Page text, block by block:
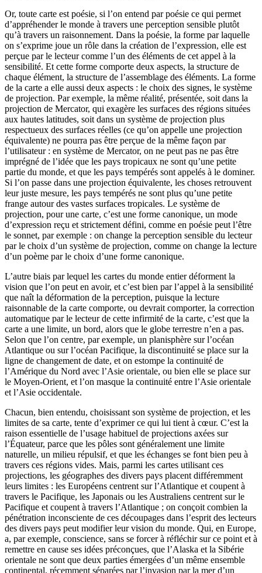
Or, toute carte est poésie, si l’on entend par poésie ce qui permet
d’ap­préhender le monde à travers une perception sensible plutôt
qu’à travers un raisonnement. Dans la poésie, la forme par laquelle
on s’exprime joue un rôle dans la création de l’expression, elle est
perçue par le lecteur comme l’un des éléments de cet appel à la
sensibilité. Et cette forme comporte deux aspects, la structure de
chaque élément, la structure de l’assemblage des éléments. La forme
de la carte a elle aussi deux aspects : le choix des signes, le système
de projection. Par exemple, la même réalité, présentée, soit dans la
projection de Mercator, qui exagère les surfaces des régions situées
aux hautes latitudes, soit dans un système de projection plus
respectueux des surfaces réelles (ce qu’on appelle une projection
équivalente) ne pourra pas être perçue de la même façon par
l’utilisateur : en système de Mercator, on ne peut pas ne pas être
imprégné de l’idée que les pays tropicaux ne sont qu’une petite
partie du monde, et que les pays tempérés sont appelés à le dominer.
Si l’on passe dans une projection équivalente, les choses retrouvent
leur juste mesure, les pays tempérés ne sont plus qu’une petite
frange autour des vastes surfaces tropicales. Le système de
projection, pour une carte, c’est une forme canonique, un mode
d’expression reçu et strictement défini, comme en poésie peut l’être
le sonnet, par exemple : on change la percep­tion sensible du lecteur
par le choix d’un système de projection, comme on change la lecture
d’un poème par le choix d’une forme canonique.
L’autre biais par lequel les cartes du monde entier déforment la
vision que l’on peut en avoir, et c’est bien par l’appel à la sensibilité
que naît la déformation de la perception, puisque la lecture
raisonnable de la carte comporte, ou devrait comporter, la correction
automatique par le lecteur de cette infirmité de la carte, c’est que la
carte a une limite, un bord, alors que le globe terrestre n’en a pas.
Selon que l’on centre, par exemple, un plani­sphère sur l’océan
Atlantique ou sur l’océan Pacifique, la discontinuité se place sur la
ligne de changement de date, et on estompe la continuité de
l’Amérique du Nord avec l’Asie orientale, ou bien elle se place sur
le Moyen-Orient, et l’on masque la continuité entre l’Asie orientale
et l’Asie occidentale.
Chacun, bien entendu, choisissant son système de projection, et les
limites de sa carte, tente d’exprimer ce qui lui tient à cœur. C’est la
raison essen­tielle de l’usage habituel de projections axées sur
l’Équateur, parce que les pôles sont généralement une limite
naturelle, un milieu répulsif, et que les échanges se font bien peu à
travers ces régions vides. Mais, parmi les cartes utilisant ces
projections, les géographes des divers pays placent différemment
leurs limites : les Européens centrent sur l’Atlantique et coupent à
travers le Pacifique, les Japonais ou les Australiens centrent sur le
Pacifique et coupent à travers l’Atlantique ; on conçoit combien la
pénétration inconsciente de ces découpages dans l’esprit des lecteurs
des divers pays peut modifier leur vision du monde. Qui, en Europe,
a, par exemple, conscience, sans se forcer à réfléchir sur ce point et à
remettre en cause ses idées préconçues, que l’Alaska et la Sibérie
orientale ne sont que deux parties émergées d’un même ensemble
continental, récemment séparées par l’invasion par la mer d’un